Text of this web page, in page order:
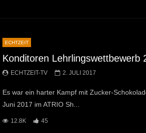
ECHTZEIT
Konditoren Lehrlingswettbewerb
ECHTZEIT-TV 2. JULI 2017
Es war ein harter Kampf mit Zucker-
Juni 2017 im ATRIO Sh...
12.8K 45